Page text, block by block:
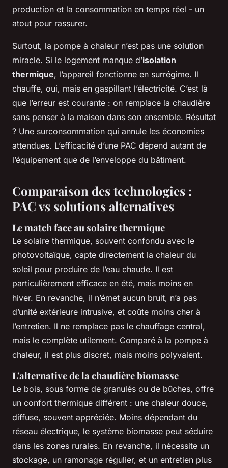
production et la consommation en temps réel - un
atout pour rassurer.
Surtout, la pompe à chaleur n’est pas une solution
miracle. Si le logement manque d’isolation
thermique, l’appareil fonctionne en surrégime. Il
chauffe, oui, mais en gaspillant l’électricité. C’est là
que l’erreur est courante : on remplace la chaudière
sans penser à la maison dans son ensemble. Résultat
? Une surconsommation qui annule les économies
attendues. L’efficacité d’une PAC dépend autant de
l’équipement que de l’enveloppe du bâtiment.
Comparaison des technologies :
PAC vs solutions alternatives
Le match face au solaire thermique
Le solaire thermique, souvent confondu avec le
photovoltaïque, capte directement la chaleur du
soleil pour produire de l’eau chaude. Il est
particulièrement efficace en été, mais moins en
hiver. En revanche, il n’émet aucun bruit, n’a pas
d’unité extérieure intrusive, et coûte moins cher à
l’entretien. Il ne remplace pas le chauffage central,
mais le complète utilement. Comparé à la pompe à
chaleur, il est plus discret, mais moins polyvalent.
L'alternative de la chaudière biomasse
Le bois, sous forme de granulés ou de bûches, offre
un confort thermique différent : une chaleur douce,
diffuse, souvent appréciée. Moins dépendant du
réseau électrique, le système biomasse peut séduire
dans les zones rurales. En revanche, il nécessite un
stockage, un ramonage régulier, et un entretien plus